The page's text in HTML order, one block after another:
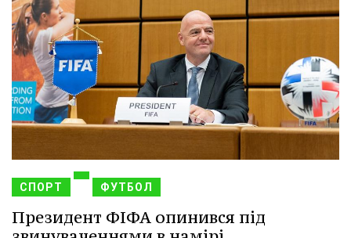
СПОРТ ФУТБОЛ
Президент ФІФА опинився під